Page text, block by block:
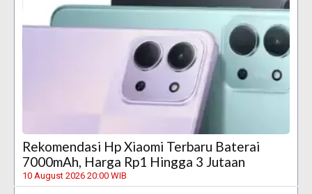
Rekomendasi Hp Xiaomi Terbaru Baterai
7000mAh, Harga Rp1 Hingga 3 Jutaan
10 August 2026 20:00 WIB